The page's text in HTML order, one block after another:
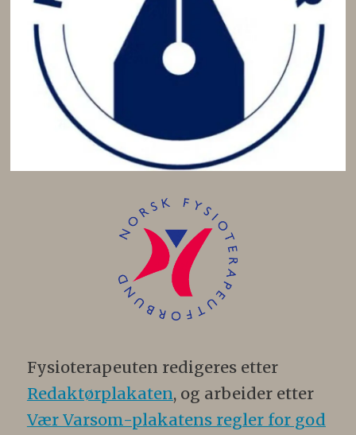
Fysioterapeuten redigeres etter
Redaktørplakaten, og arbeider etter
Vær Varsom-plakatens regler for god